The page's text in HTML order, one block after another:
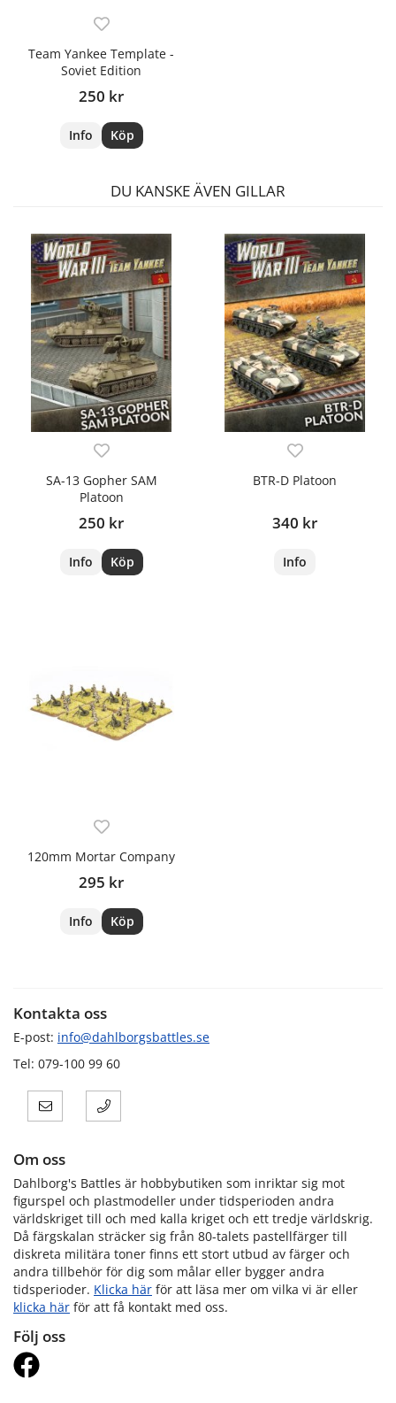
Team Yankee Template -
Soviet Edition
250 kr
Info Köp
DU KANSKE ÄVEN GILLAR
SA-13 Gopher SAM
Platoon
250 kr
Info Köp
BTR-D Platoon
340 kr
Info
120mm Mortar Company
295 kr
Info Köp
Kontakta oss
E-post: info@dahlborgsbattles.se
Tel: 079-100 99 60
Om oss
Dahlborg's Battles är hobbybutiken som inriktar sig mot
figurspel och plastmodeller under tidsperioden andra
världskriget till och med kalla kriget och ett tredje världskrig.
Då färgskalan sträcker sig från 80-talets pastellfärger till
diskreta militära toner finns ett stort utbud av färger och
andra tillbehör för dig som målar eller bygger andra
tidsperioder. Klicka här för att läsa mer om vilka vi är eller
klicka här för att få kontakt med oss.
Följ oss